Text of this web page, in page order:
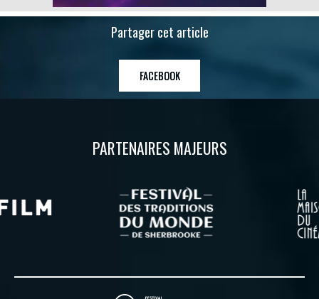
Partager cet article
FACEBOOK
PARTENAIRES MAJEURS